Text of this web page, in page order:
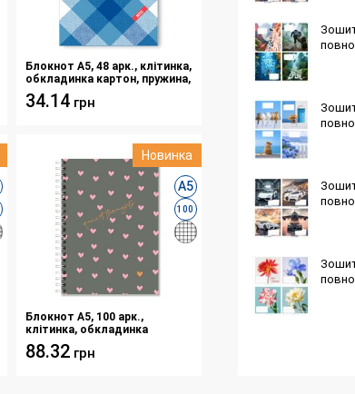
Блокнот A5, 48 арк., клітинка,
обкладинка картон, пружина,
Серія "Шотландка синя"
34.14 грн
Новинка
А5
100
Блокнот A5, 100 арк.,
клітинка, обкладинка
твердий картон, пружина,
Серія "Сердечки"
88.32 грн